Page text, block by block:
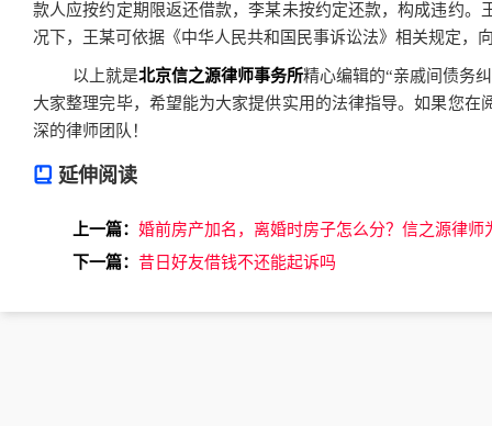
款人应按约定期限返还借款，李某未按约定还款，构成违约
况下，王某可依据《中华人民共和国民事诉讼法》相关规定，
以上就是北京信之源律师事务所精心编辑的“亲戚间债务
大家整理完毕，希望能为大家提供实用的法律指导。如果您
深的律师团队！
延伸阅读
上一篇： 婚前房产加名，离婚时房子怎么分？信之源律
下一篇： 昔日好友借钱不还能起诉吗